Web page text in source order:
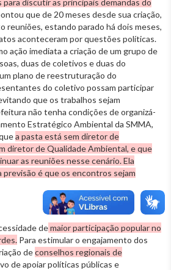
que de 20 meses desde sua criação,
reuniões, estando parado há dois meses,
aconteceram por questões políticas.
ação imediata a criação de um grupo de
duas de coletivos e duas do
plano de reestruturação do
do coletivo possam participar
que os trabalhos sejam
não tenha condições de organizá-
Estratégico Ambiental da SMMA,
a pasta está sem diretor de
diretor de Qualidade Ambiental, e que
as reuniões nesse cenário. Ela
é que os encontros sejam
demaior participação popular no
Para estimular o engajamento dos
deconselhos regionais de
de apoiar políticas públicas e